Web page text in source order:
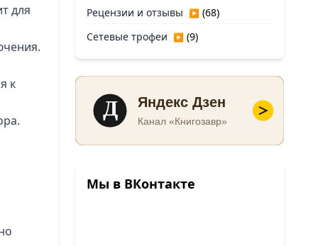
для
к
Рецензии и отзывы ▶ (68)
Сетевые трофеи ▶ (9)
Д Яндекс Дзен
Канал «Книгозавр»
Мы в ВКонтакте